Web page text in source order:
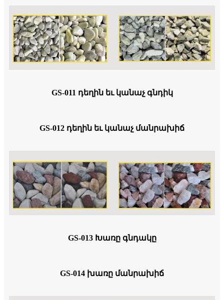
GS-011 դեղին եւ կանաչ գնդիկ
GS-012 դեղին եւ կանաչ մանրախիճ
GS-013 Խառը գնդակը
GS-014 խառը մանրախիճ